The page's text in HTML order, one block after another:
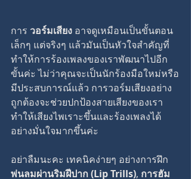
การ วอร์มเสียง อาจดูเหมือนเป็นขั้นตอน
เล็กๆ แต่จริงๆ แล้วมันเป็นหัวใจสำคัญที่
ทำให้การร้องเพลงของเราพัฒนาไปอีก
ขั้นค่ะ ไม่ว่าคุณจะเป็นนักร้องมือใหม่หรือ
มีประสบการณ์แล้ว การวอร์มเสียงอย่าง
ถูกต้องจะช่วยปกป้องสายเสียงของเรา
ทำให้เสียงไพเราะขึ้นและร้องเพลงได้
อย่างมั่นใจมากขึ้นค่ะ
อย่าลืมนะคะ เทคนิคง่ายๆ อย่างการฝึก
พ่นลมผ่านริมฝีปาก (Lip Trills), การฮัม